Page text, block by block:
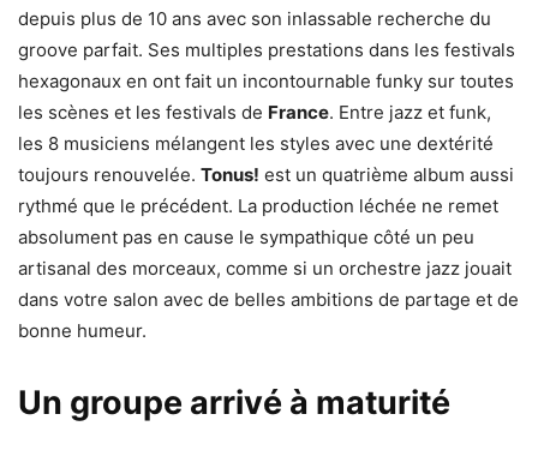
depuis plus de 10 ans avec son inlassable recherche du
groove parfait. Ses multiples prestations dans les festivals
hexagonaux en ont fait un incontournable funky sur toutes
les scènes et les festivals de France. Entre jazz et funk,
les 8 musiciens mélangent les styles avec une dextérité
toujours renouvelée. Tonus! est un quatrième album aussi
rythmé que le précédent. La production léchée ne remet
absolument pas en cause le sympathique côté un peu
artisanal des morceaux, comme si un orchestre jazz jouait
dans votre salon avec de belles ambitions de partage et de
bonne humeur.
Un groupe arrivé à maturité